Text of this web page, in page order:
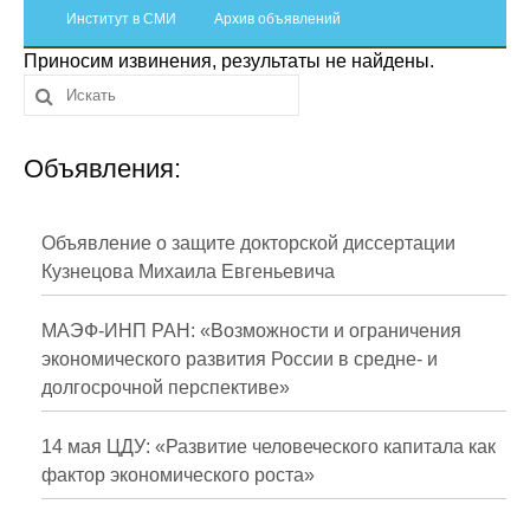
Отчетность
Противодействие коррупции
Материалы для СМИ
Публикации
Научная жизнь
Проблемы прогнозирования
О журнале
Номера журналов
Институт в СМИ Архив объявлений
Приносим извинения, результаты не найдены.
Объявления:
Объявление о защите докторской диссертации
Кузнецова Михаила Евгеньевича
МАЭФ-ИНП РАН: «Возможности и ограничения
экономического развития России в средне- и
долгосрочной перспективе»
14 мая ЦДУ: «Развитие человеческого капитала как
фактор экономического роста»